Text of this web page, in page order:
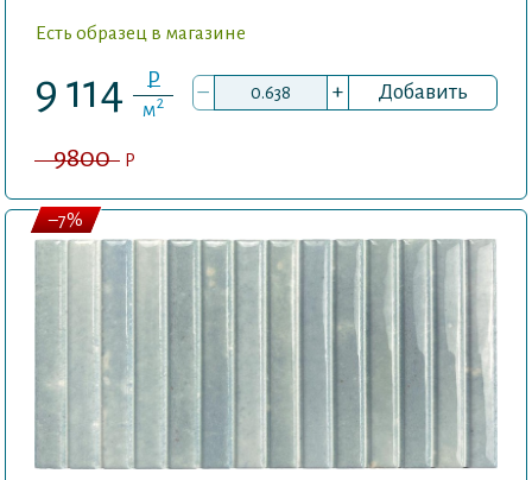
Есть образец в магазине
9 114 P
м2 – + Добавить
9800 P
–7%